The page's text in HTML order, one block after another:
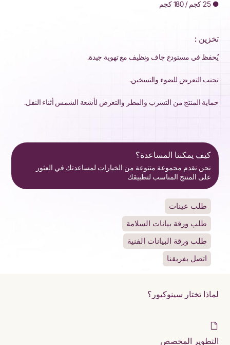
● 25 كجم / 180 كجم
تخزين :
يُحفظ في مستودع جاف ونظيف مع تهوية جيدة.
تجنب التعرض للضوء والتسخين.
حماية المنتج من التسرب والمطر والتعرض لأشعة الشمس أثناء النقل.
كيف يمكننا المساعدة؟
نحن نقدم مجموعة متنوعة من الخيارات لمساعدتك في العثور
على المنتج المناسب لتطبيقك
طلب عينات
طلب ورقة بيانات السلامة
طلب ورقة البيانات الفنية
اتصل بفريقنا
لماذا تختار سينوكيور؟
التطوير المخصص